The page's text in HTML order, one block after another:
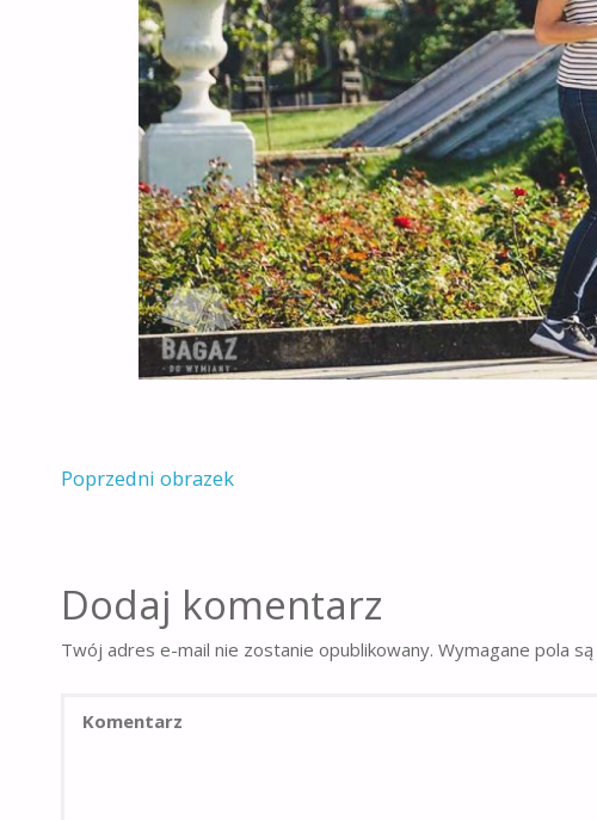
Poprzedni obrazek
Dodaj komentarz
Twój adres e-mail nie zostanie opublikowany. Wymagane pola